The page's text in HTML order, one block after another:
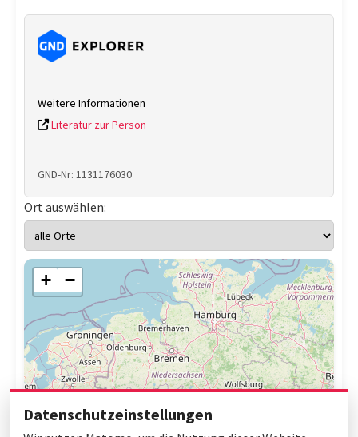
Weitere Informationen
Literatur zur Person
GND-Nr: 1131176030
Ort auswählen:
+ −
Datenschutzeinstellungen